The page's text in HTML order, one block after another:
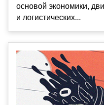
основой экономики,
и логистических...